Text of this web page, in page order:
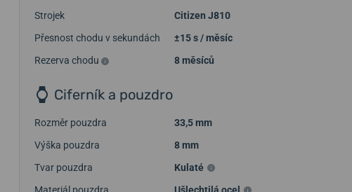
Strojek
Citizen J810
Přesnost chodu v sekundách
±15 s / měsíc
Rezerva chodu
8 měsíců
Ciferník a pouzdro
Rozměr pouzdra
33,5 mm
Výška pouzdra
8 mm
Tvar pouzdra
Kulaté
Materiál pouzdra
Ušlechtilá ocel